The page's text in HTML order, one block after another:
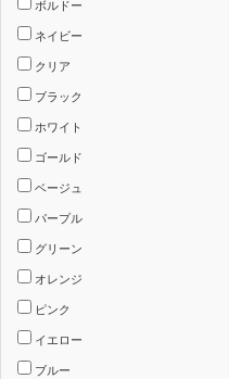
ボルドー
ネイビー
クリア
ブラック
ホワイト
ゴールド
ベージュ
パープル
グリーン
オレンジ
ピンク
イエロー
ブルー